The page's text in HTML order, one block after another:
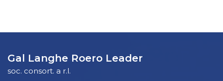
Gal Langhe Roero Leader
soc. consort. a r.l.